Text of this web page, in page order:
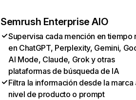
Semrush Enterprise AIO
Supervisa cada mención en tiempo
en ChatGPT, Perplexity, Gemini,
AI Mode, Claude, Grok y otras
plataformas de búsqueda de IA
Filtra la información desde la marca
nivel de producto o prompt